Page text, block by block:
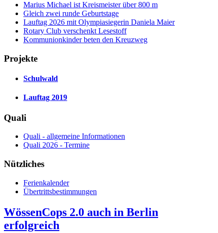
Marius Michael ist Kreismeister über 800 m
Gleich zwei runde Geburtstage
Lauftag 2026 mit Olympiasiegerin Daniela Maier
Rotary Club verschenkt Lesestoff
Kommunionkinder beten den Kreuzweg
Projekte
Schulwald
Lauftag 2019
Quali
Quali - allgemeine Informationen
Quali 2026 - Termine
Nützliches
Ferienkalender
Übertrittsbestimmungen
WössenCops 2.0 auch in Berlin
erfolgreich